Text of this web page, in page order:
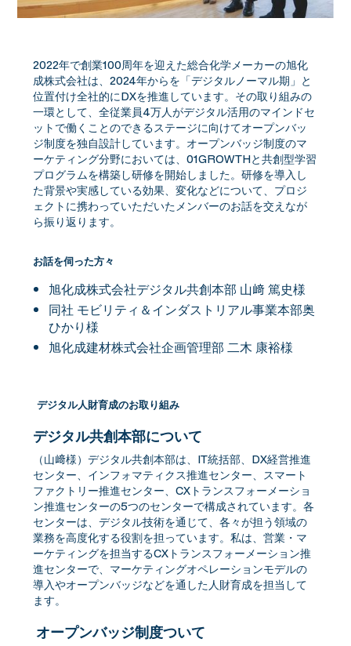
2022年で創業100周年を迎えた総合化学メーカーの旭化
成株式会社は、2024年からを「デジタルノーマル期」と
位置付け全社的にDXを推進しています。その取り組みの
一環として、全従業員4万人がデジタル活用のマインドセ
ットで働くことのできるステージに向けてオープンバッ
ジ制度を独自設計しています。オープンバッジ制度のマ
ーケティング分野においては、01GROWTHと共創型学習
プログラムを構築し研修を開始しました。研修を導入し
た背景や実感している効果、変化などについて、プロジ
ェクトに携わっていただいたメンバーのお話を交えなが
ら振り返ります。
お話を伺った方々
旭化成株式会社デジタル共創本部 山﨑 篤史様
同社 モビリティ＆インダストリアル事業本部奥
ひかり様
旭化成建材株式会社企画管理部 二木 康裕様
デジタル人財育成のお取り組み
デジタル共創本部について
（山﨑様）デジタル共創本部は、IT統括部、DX経営推進
センター、インフォマティクス推進センター、スマート
ファクトリー推進センター、CXトランスフォーメーショ
ン推進センターの5つのセンターで構成されています。各
センターは、デジタル技術を通じて、各々が担う領域の
業務を高度化する役割を担っています。私は、営業・マ
ーケティングを担当するCXトランスフォーメーション推
進センターで、マーケティングオペレーションモデルの
導入やオープンバッジなどを通した人財育成を担当して
ます。
オープンバッジ制度ついて